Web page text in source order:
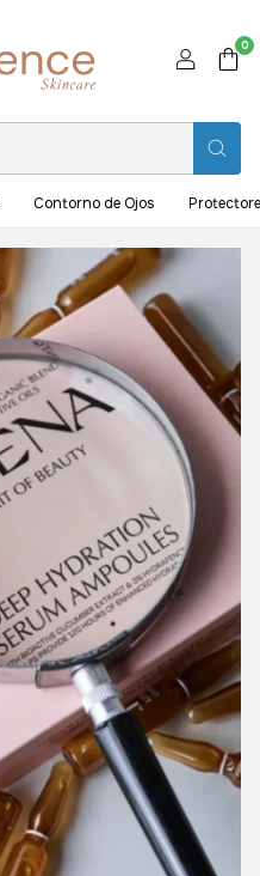
0
Contorno de Ojos